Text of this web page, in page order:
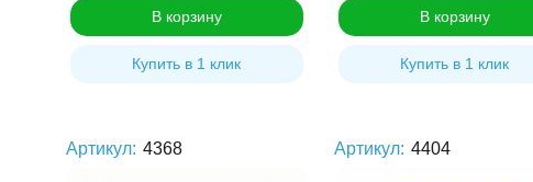
В корзину
Купить в 1 клик
В корзину
Купить в 1 клик
Артикул: 4368 Артикул: 4404